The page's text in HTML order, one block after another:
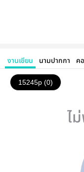
งานเขียน นามปากกา ค
15245p (0)
ไ